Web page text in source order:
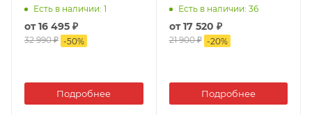
Есть в наличии: 1
от16 495 ₽
32 990 ₽ -50%
Подробнее
Есть в наличии: 36
от17 520 ₽
21 900 ₽ -20%
Подробнее